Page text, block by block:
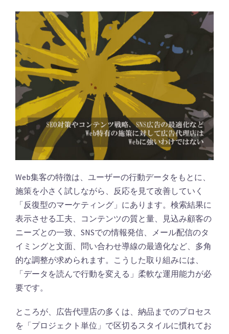
Web集客の特徴は、ユーザーの行動データをもとに、
施策を小さく試しながら、反応を見て改善していく
「反復型のマーケティング」にあります。検索結果に
表示させる工夫、コンテンツの質と量、見込み顧客の
ニーズとの一致、SNSでの情報発信、メール配信のタ
イミングと文面、問い合わせ導線の最適化など、多角
的な調整が求められます。こうした取り組みには、
「データを読んで行動を変える」柔軟な運用能力が必
要です。
ところが、広告代理店の多くは、納品までのプロセス
を「プロジェクト単位」で区切るスタイルに慣れてお